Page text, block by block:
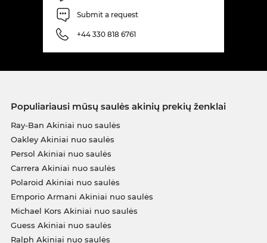
Submit a request
+44 330 818 6761
Populiariausi mūsų saulės akinių prekių ženklai
Ray-Ban Akiniai nuo saulės
Oakley Akiniai nuo saulės
Persol Akiniai nuo saulės
Carrera Akiniai nuo saulės
Polaroid Akiniai nuo saulės
Emporio Armani Akiniai nuo saulės
Michael Kors Akiniai nuo saulės
Guess Akiniai nuo saulės
Ralph Akiniai nuo saulės